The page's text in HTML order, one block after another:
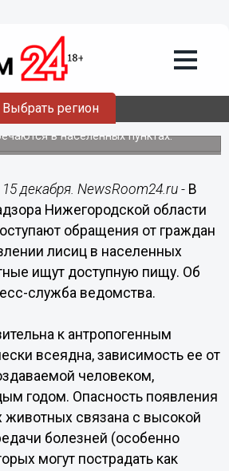
Выбрать регион
рассказал
что делать при
лисы
в населенных пунктах.
декабря. NewsRoom24.ru - В
Нижегородской области
обращения от граждан
лисиц в населенных
ищут доступную пищу. Об
служба ведомства.
к антропогенным
всеядна, зависимость ее от
человеком,
годом. Опасность появления
животных связана с высокой
болезней (особенно
могут пострадать как